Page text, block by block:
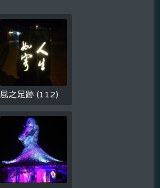
風之足跡(112)